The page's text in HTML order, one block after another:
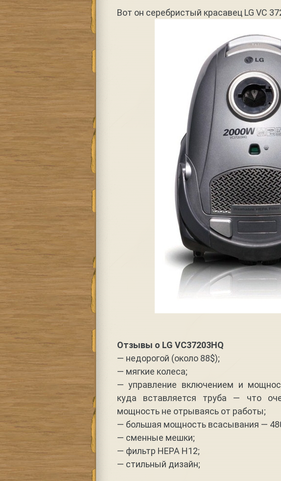
Вот он серебристый красавец LG VC
Отзывы о LG VC37203HQ
— недорогой (около 88$);
— мягкие колеса;
— управление включением и
куда вставляется труба — что
мощность не отрываясь от работы;
— большая мощность всасывания —
— сменные мешки;
— фильтр HEPA H12;
— стильный дизайн;